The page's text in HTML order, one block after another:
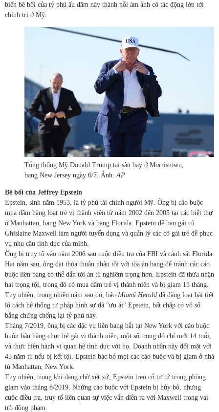
biến bê bối của tỷ phú ấu dâm này thành nỗi ám ảnh có tác động lớn tới
chính trị ở Mỹ.
Tổng thống Mỹ Donald Trump tại sân bay ở Morristown,
bang New Jersey ngày 6/7. Ảnh: AP
Bê bối của Jeffrey Epstein
Epstein, sinh năm 1953, là tỷ phú tài chính người Mỹ. Ông bị cáo buộc
mua dâm hàng loạt trẻ vị thành viên từ năm 2002 đến 2005 tại các biệt thự
ở Manhattan, bang New York và bang Florida. Epstein để bạn gái cũ
Ghislaine Maxwell làm người tuyển dụng và quản lý các cô gái trẻ để phục
vụ nhu cầu tình dục của mình.
Ông bị truy tố vào năm 2006 sau cuộc điều tra của FBI và cảnh sát Florida.
Hai năm sau, ông đạt thỏa thuận nhận tội với tòa án bang để tránh các cáo
buộc liên bang có thể dẫn tới án tù nghiêm trọng hơn. Epstein đã thừa nhận
hai trọng tội, trong đó có mua dâm trẻ vị thành niên và bị giam 13 tháng.
Tuy nhiên, trong nhiều năm sau đó, báo Miami Herald đã đăng loạt bài tiết
lộ cách hệ thống tư pháp hình sự đã "ưu ái" Epstein, bất chấp có vô số
bằng chứng chống lại tỷ phú này.
Tháng 7/2019, ông bị các đặc vụ liên bang bắt tại New York với cáo buộc
buôn bán hàng chục bé gái vị thành niên, một số trong đó chỉ mới 14 tuổi,
và thực hiện hành vi quan hệ tình dục với họ. Doanh nhân này đối mặt với
45 năm tù nếu bị kết tội. Epstein bác bỏ mọi các cáo buộc và bị giam ở nhà
tù Manhattan, New York.
Tuy nhiên, trong khi đang chờ xét xử, Epstein treo cổ tự tử trong phòng
giam vào tháng 8/2019. Những cáo buộc với Epstein bị hủy bỏ, nhưng
cuộc điều tra, truy tố liên quan sự việc vẫn diễn ra với Maxwell trong vai
trò đồng phạm.